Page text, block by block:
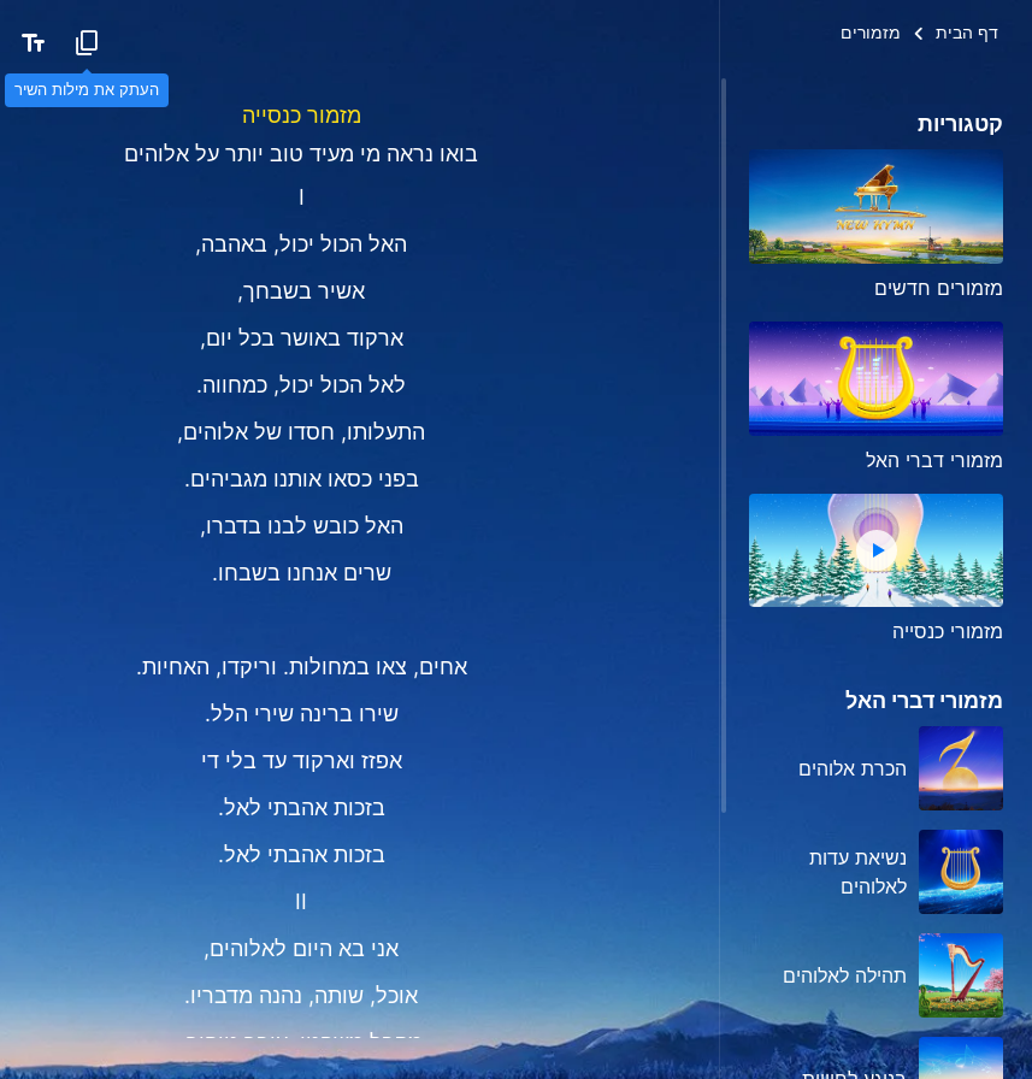
דף הבית מזמורים
העתק את מילות השיר
קטגוריות
מזמורים חדשים
מזמורי דברי האל
מזמורי כנסייה
מזמורי דברי האל
הכרת אלוהים
נשיאת עדות
לאלוהים
תהילה לאלוהים
מזמור כנסייה
בואו נראה מי מעיד טוב יותר על אלוהים
I
האל הכול יכול, באהבה,
אשיר בשבחך,
ארקוד באושר בכל יום,
לאל הכול יכול, כמחווה.
התעלותו, חסדו של אלוהים,
בפני כסאו אותנו מגביהים.
האל כובש לבנו בדברו,
שרים אנחנו בשבחו.
אחים, צאו במחולות. וריקדו, האחיות.
שירו ברינה שירי הלל.
אפזז וארקוד עד בלי די
בזכות אהבתי לאל.
בזכות אהבתי לאל.
II
אני בא היום לאלוהים,
אוכל, שותה, נהנה מדבריו.
מקבל משפטו, עובר טיהור,